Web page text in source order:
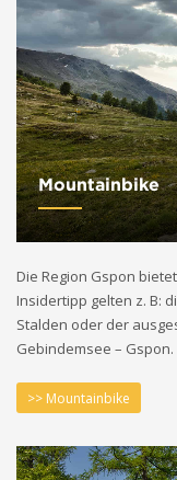
Mountainbike
Die Region Gspon
Insidertipp gelten z. B:
Stalden oder der
Gebindemsee – Gspon.
>> Mountainbike